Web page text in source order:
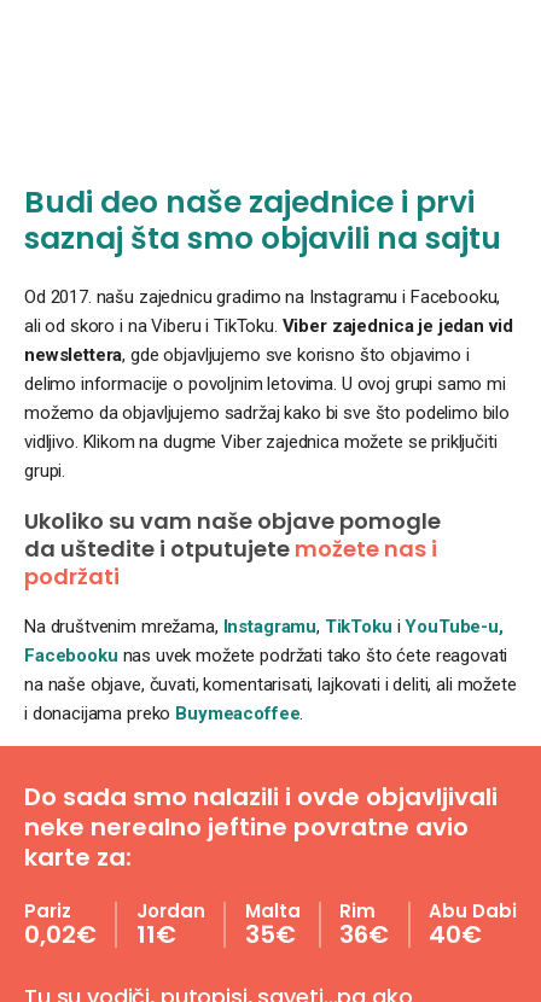
Budi deo naše zajednice i prvi
saznaj šta smo objavili na sajtu
Od 2017. našu zajednicu gradimo na Instagramu i Facebooku,
ali od skoro i na Viberu i TikToku. Viber zajednica je jedan vid
newslettera, gde objavljujemo sve korisno što objavimo i
delimo informacije o povoljnim letovima. U ovoj grupi samo mi
možemo da objavljujemo sadržaj kako bi sve što podelimo bilo
vidljivo. Klikom na dugme Viber zajednica možete se priključiti
grupi.
Ukoliko su vam naše objave pomogle
da uštedite i otputujete možete nas i
podržati
Na društvenim mrežama, Instagramu, TikToku iYouTube-u,
Facebooku nas uvek možete podržati tako što ćete reagovati
na naše objave, čuvati, komentarisati, lajkovati i deliti, ali možete
i donacijama preko Buymeacoffee.
Do sada smo nalazili i ovde objavljivali
neke nerealno jeftine povratne avio
karte za:
Pariz
0,02€
Jordan
11€
Malta
35€
Rim
36€
Abu Dabi
40€